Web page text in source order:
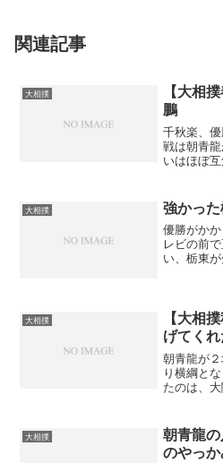
関連記事
大相撲
【大相
鵬
千秋楽、
戦は朝青
いはほぼ
め急いだ。
感じがし
大相撲 強かっ
優勝がか
レビの前
い、栃東
が）ので
大相撲
【大相
げてく
朝青龍が
り横綱と
たのは、
の後は９
た。新入
大相撲
朝青龍
のやっか